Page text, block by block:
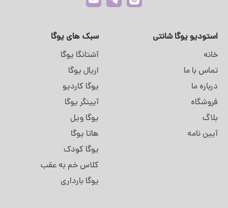
استودیو یوگا شانتی
خانه
تماس با ما
درباره ما
فروشگاه
بلاگ
آیین نامه
سبک های یوگا
آشتانگا یوگا
اریال یوگا
یوگا کاردیو
آیینگر یوگا
یوگا ویل
هاتا یوگا
یوگا کودک
کلاس خم به عقب
یوگا بارداری